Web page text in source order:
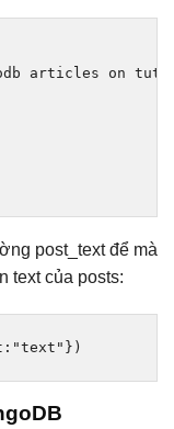
articles on
post_text để mà
text của posts:
: "text" })